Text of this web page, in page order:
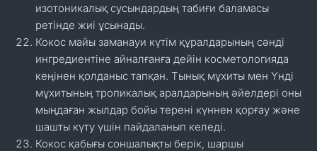
изотоникалық сусындардың табиғи баламасы
ретінде жиі ұсынады.
Кокос майы заманауи күтім құралдарының сәнді
ингредиентіне айналғанға дейін косметологияда
кеңінен қолданыс тапқан. Тынық мұхиты мен Үнді
мұхитының тропикалық аралдарының әйелдері оны
мыңдаған жылдар бойы терені күннен қорғау және
шашты күту үшін пайдаланып келеді.
Кокос қабығы соншалықты берік, шаршы